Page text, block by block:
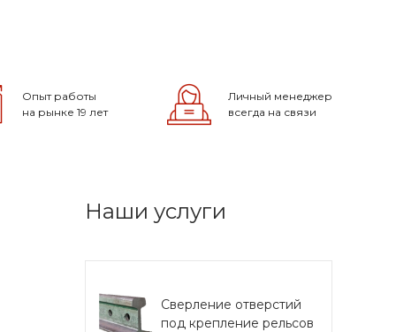
Опыт работы
на рынке 19 лет
Личный менеджер
всегда на связи
Наши услуги
Сверление отверстий
под крепление рельсов